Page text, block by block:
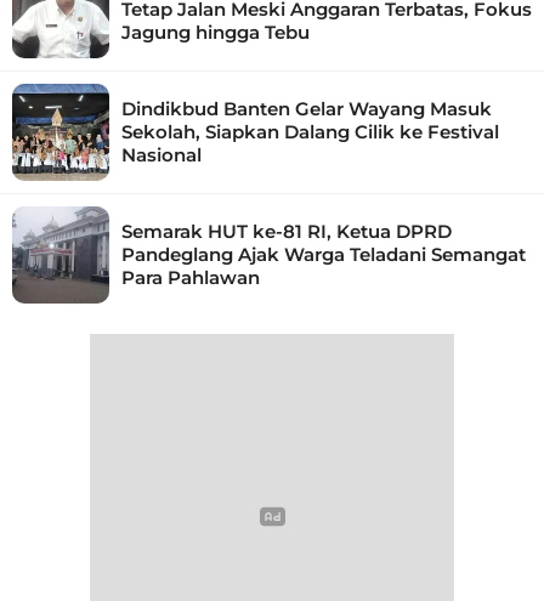
Tetap Jalan Meski Anggaran Terbatas, Fokus
Jagung hingga Tebu
Dindikbud Banten Gelar Wayang Masuk
Sekolah, Siapkan Dalang Cilik ke Festival
Nasional
Semarak HUT ke-81 RI, Ketua DPRD
Pandeglang Ajak Warga Teladani Semangat
Para Pahlawan